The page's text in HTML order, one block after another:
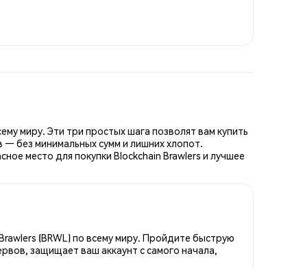
миру. Эти три простых шага позволят вам купить
— без минимальных сумм и лишних хлопот.
место для покупки Blockchain Brawlers и лучшее
(BRWL) по всему миру. Пройдите быструю
защищает ваш аккаунт с самого начала,